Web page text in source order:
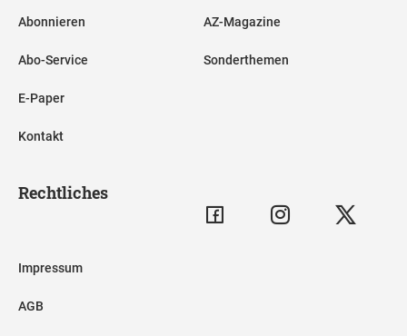
Abonnieren
Abo-Service
E-Paper
Kontakt
AZ-Magazine
Sonderthemen
Rechtliches
Impressum
AGB